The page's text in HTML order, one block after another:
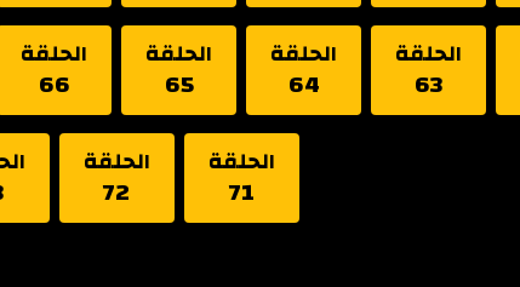
الحلقة
63
الحلقة
64
الحلقة
65
الحلقة
66
الحلقة
71
الحلقة
72